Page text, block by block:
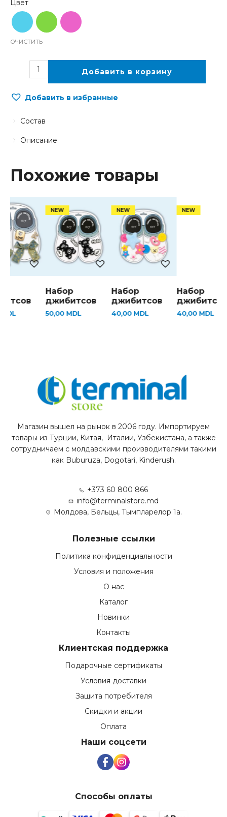
ОЧИСТИТЬ
Добавить в корзину
Добавить в избранные
Описание
Состав
Похожие товары
MDL
Набор
джибитсов
50,00 MDL
Набор
джибитсов
40,00 MDL
Набор
джибитсов
40,00 MDL
Магазин вышел на рынок в 2006 году. Импортируем
товары из Турции, Китая, Италии, Узбекистана, а также
сотрудничаем с молдавскими производителями такими
как Buburuza, Dogotari, Kinderush.
+373 60 800 866
info@terminalstore.md
Молдова, Бельцы, Тымпларелор 1а.
Полезные ссылки
Политика конфиденциальности
Условия и положения
О нас
Каталог
Новинки
Контакты
Клиентская поддержка
Подарочные сертификаты
Условия доставки
Защита потребителя
Скидки и акции
Оплата
Наши соцсети
Способы оплаты